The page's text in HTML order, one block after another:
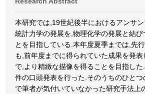
本研究では,19世紀後半におけるアンサン
統計力学の発展を,物理化学の発展と結び
とを目指している.本年度夏季までは,先
も,前年度までに得られていた成果を発表
で,より精緻な描像を得ることを目指し
件の口頭発表を行った.そのうちのひとつ
で筆者が気付いていなかった研究手法上